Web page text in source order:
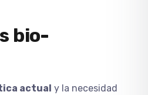
bio-
actual y la necesidad